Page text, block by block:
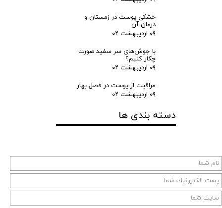
خشکی پوست در زمستان و
درمان آن
۰۹ اردیبهشت ۰۲
با جوش‌های سر سفید صورت
چکار کنیم؟
۰۹ اردیبهشت ۰۲
مراقبت از پوست در فصل بهار
۰۹ اردیبهشت ۰۲
دسته بندی ها